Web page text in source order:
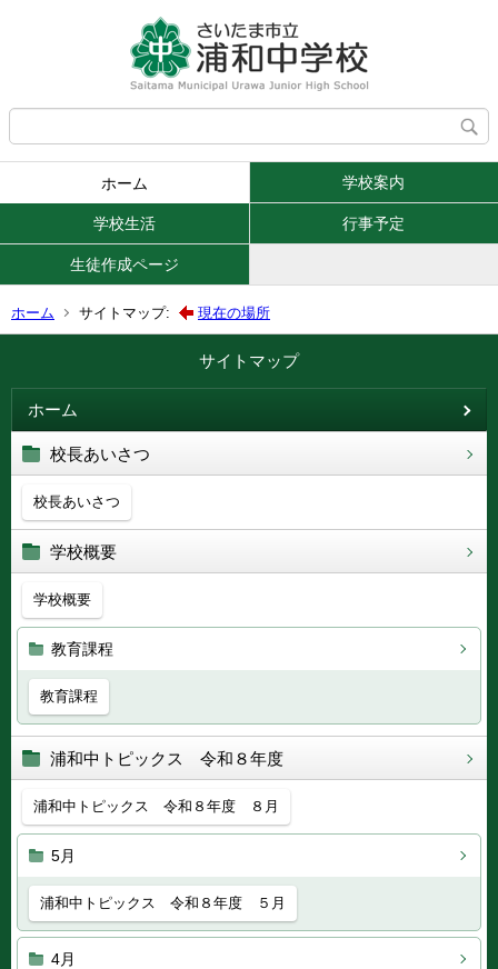
ホーム 学校案内
学校生活 行事予定
生徒作成ページ
ホーム サイトマップ: 現在の場所
サイトマップ
ホーム
校長あいさつ
校長あいさつ
学校概要
学校概要
教育課程
教育課程
浦和中トピックス 令和８年度
浦和中トピックス 令和８年度 ８月
5月
浦和中トピックス 令和８年度 ５月
4月